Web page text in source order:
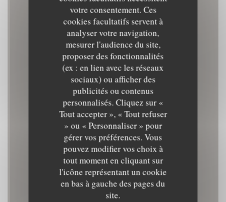
votre consentement. Ces
cookies facultatifs servent à
analyser votre navigation,
mesurer l'audience du site,
proposer des fonctionnalités
(ex : en lien avec les réseaux
sociaux) ou afficher des
publicités ou contenus
personnalisés. Cliquez sur «
Tout accepter », « Tout refuser
» ou « Personnaliser » pour
gérer vos préférences. Vous
pouvez modifier vos choix à
tout moment en cliquant sur
l'icône représentant un cookie
en bas à gauche des pages du
site.
GAMIN
BISTROT|SAINT-NAZAIRE
RÉSERVER